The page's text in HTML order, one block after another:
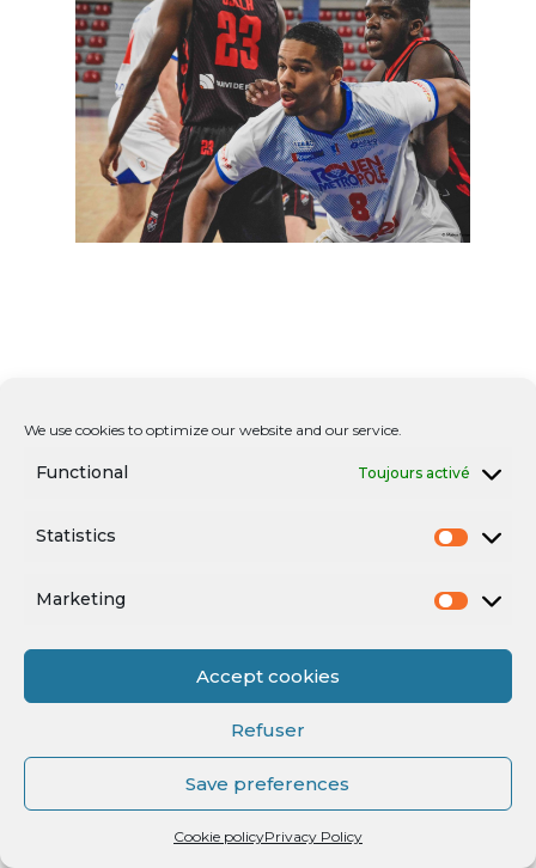
We use cookies to optimize our website and our service.
Functional Toujours activé
Statistics
Marketing
Accept cookies
Refuser
Save preferences
Cookie policyPrivacy Policy